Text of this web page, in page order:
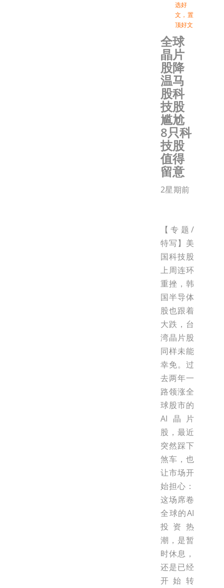
选好
文 ， 置
顶好文
全球
晶片
股降
温马
股科
技股
尴尬
8只科
技股
值得
留意
2星期前
【专题/
特写】美
国科技股
上周连环
重挫，韩
国半导体
股也跟着
大跌，台
湾晶片股
同样未能
幸免。过
去两年一
路领涨全
球股市的
AI晶片
股，最近
突然踩下
煞车，也
让市场开
始担心：
这场席卷
全球的AI
投资热
潮，是暂
时休息，
还是已经
开始转